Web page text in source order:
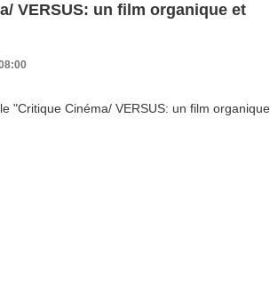
VERSUS: un film organique et